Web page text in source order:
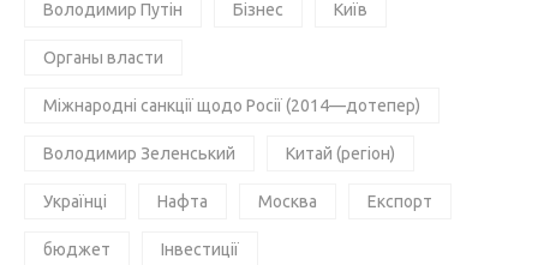
Володимир Путін Бізнес Київ
Органы власти
Міжнародні санкції щодо Росії (2014—дотепер)
Володимир Зеленський Китай (регіон)
Українці Нафта Москва Експорт
бюджет Інвестиції